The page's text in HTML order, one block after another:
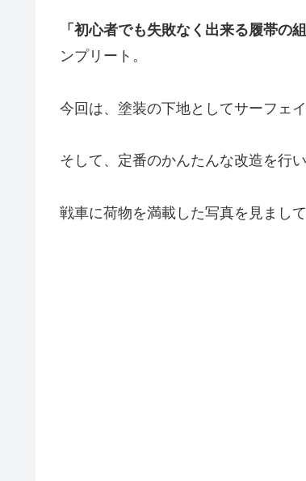
「初心者でも失敗なく出来る履帯の
ンプリート。
今回は、塗装の下地としてサーフェ
そして、定番のかんたんな改造を行
戦車に荷物を満載した写真を見まし